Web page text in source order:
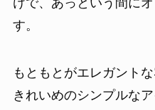
す。
もともとがエレガント
きれいめのシンプルな